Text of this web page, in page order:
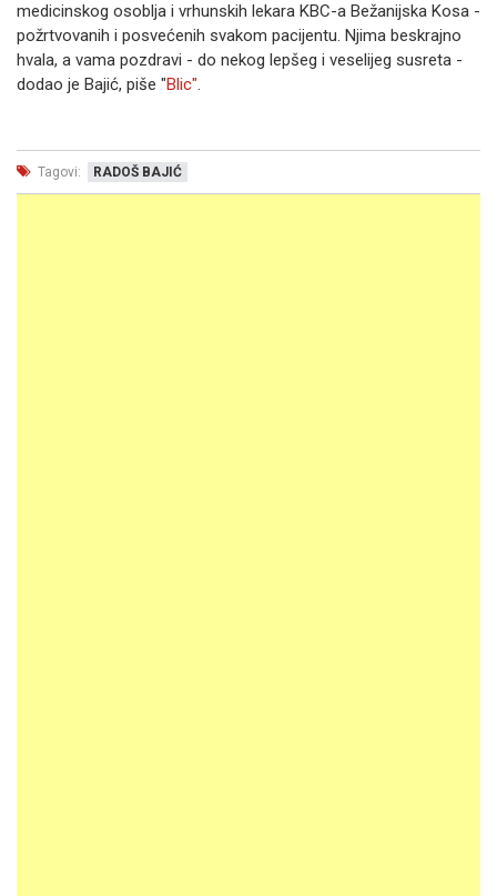
medicinskog osoblja i vrhunskih lekara KBC-a Bežanijska Kosa -
požrtvovanih i posvećenih svakom pacijentu. Njima beskrajno
hvala, a vama pozdravi - do nekog lepšeg i veselijeg susreta -
dodao je Bajić, piše "Blic".
Tagovi: RADOŠ BAJIĆ